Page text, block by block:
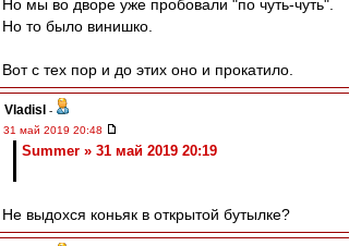
Но мы во дворе уже пробовали "по чуть-чуть".
Но то было винишко.
Вот с тех пор и до этих оно и прокатило.
Vladisl
-
31 май 2019 20:48
Summer » 31 май 2019 20:19
Не выдохся коньяк в открытой бутылке?